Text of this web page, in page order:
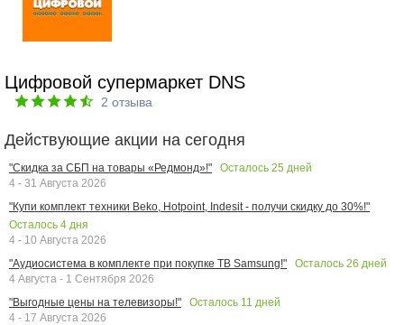
Цифровой супермаркет DNS
2 отзыва
Действующие акции на сегодня
"Скидка за СБП на товары «Редмонд»!" Осталось 25 дней
4 - 31 Августа 2026
"Купи комплект техники Beko, Hotpoint, Indesit - получи скидку до 30%!"
Осталось 4 дня
4 - 10 Августа 2026
"Аудиосистема в комплекте при покупке ТВ Samsung!"
Осталось 26 дней
4 Августа - 1 Сентября 2026
"Выгодные цены на телевизоры!"
Осталось 11 дней
4 - 17 Августа 2026